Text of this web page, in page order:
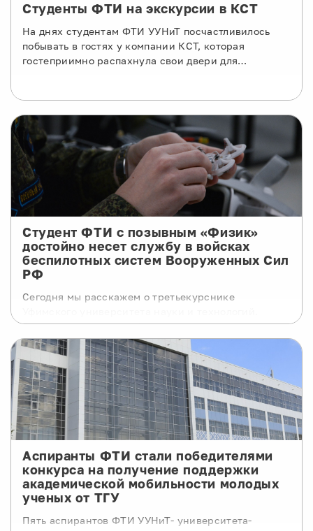
Студенты ФТИ на экскурсии в КСТ
На днях студентам ФТИ УУНиТ посчастливилось
побывать в гостях у компании КСТ, которая
гостеприимно распахнула свои двери для
Студент ФТИ с позывным «Физик»
достойно несет службу в войсках
беспилотных систем Вооруженных Сил
РФ
Сегодня мы расскажем о третьекурснике
Студент с позывным «Физик» в настоящее время с
честью выполняет задачи в составе подразделения
беспилотных систем Вооруженных Сил России.
Аспиранты ФТИ стали победителями
конкурса на получение поддержки
академической мобильности молодых
ученых от ТГУ
Пять аспирантов ФТИ УУНиТ- университета-